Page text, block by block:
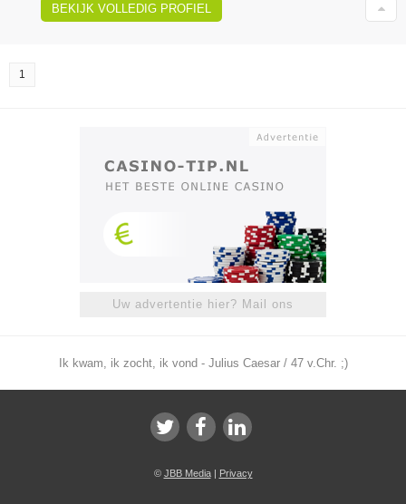
BEKIJK VOLLEDIG PROFIEL
1
Uw advertentie hier? Mail ons
Ik kwam, ik zocht, ik vond - Julius Caesar / 47 v.Chr. ;)
© JBB Media| Privacy